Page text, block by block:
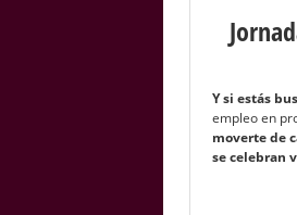
Y si estás
empleo en
moverte de
se celebran